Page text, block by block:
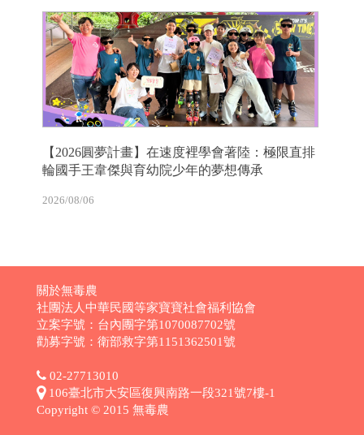
【2026圓夢計畫】在速度裡學會著陸：極限直排
輪國手王韋傑與育幼院少年的夢想傳承
2026/08/06
關於無毒農
社團法人中華民國等家寶寶社會福利協會
立案字號：台內團字第1070087702號
勸募字號：衛部救字第1151362501號
02-27713010
106臺北市大安區復興南路一段321號7樓-1
Copyright © 2015 無毒農